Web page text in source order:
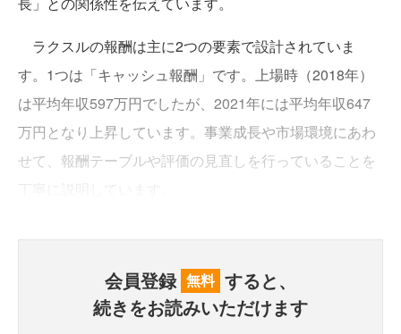
ラクスルの報酬は主に2つの要素で設計されていま
す。1つは「キャッシュ報酬」です。上場時（2018年）
は平均年収597万円でしたが、2021年には平均年収647
万円となり上昇しています。事業成長や市場環境にあわ
せて、報酬テーブルや評価の見直しを行っていることを
会員登録 無料 すると、
続きをお読みいただけます